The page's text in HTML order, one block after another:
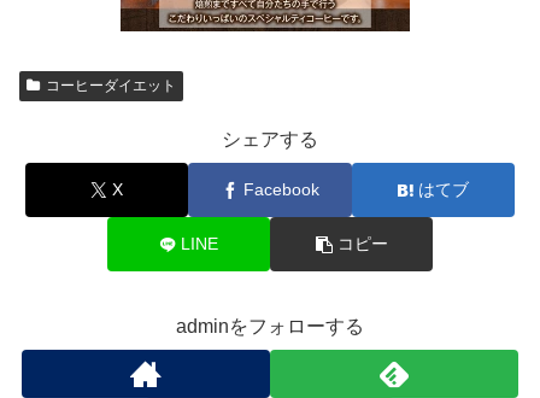
コーヒーダイエット
シェアする
X Facebook はてブ
LINE コピー
adminをフォローする